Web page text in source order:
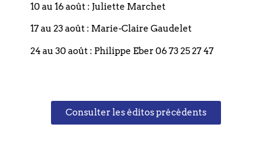
67000 STRASBOURG
France
10 au 16 août : Juliette Marchet
17 au 23 août : Marie-Claire Gaudelet
24 au 30 août : Philippe Eber 06 73 25 27 47
Consulter les éditos précédents